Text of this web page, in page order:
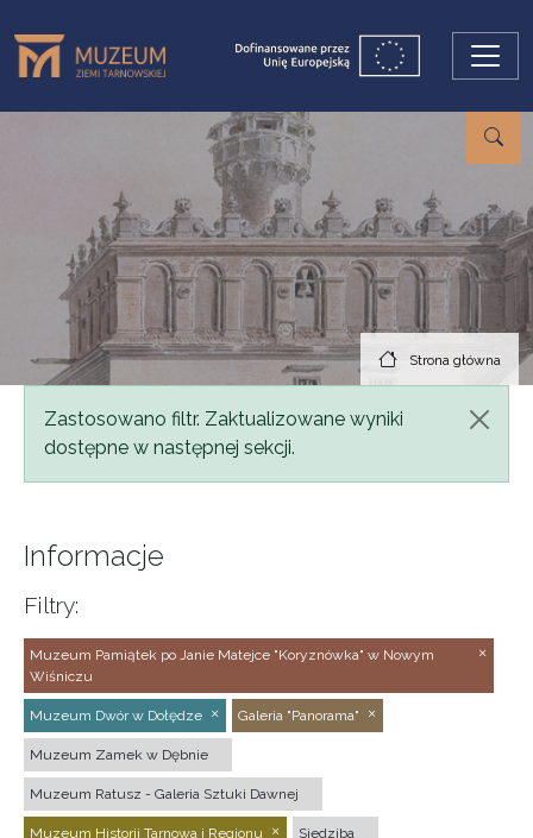
Strona główna
Komunikat
Zastosowano filtr. Zaktualizowane wyniki
dostępne w następnej sekcji.
Informacje
Filtry:
Muzeum Pamiątek po Janie Matejce "Koryznówka" w Nowym
Wiśniczu
Muzeum Dwór w Dołędze Galeria "Panorama"
Muzeum Zamek w Dębnie
Muzeum Ratusz - Galeria Sztuki Dawnej
Muzeum Historii Tarnowa i Regionu Siedziba